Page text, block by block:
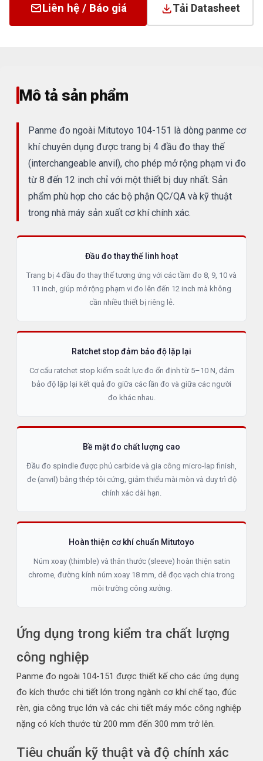
Liên hệ / Báo giá Tải Datasheet
Mô tả sản phẩm
Panme đo ngoài Mitutoyo 104-151 là dòng panme cơ
khí chuyên dụng được trang bị 4 đầu đo thay thế
(interchangeable anvil), cho phép mở rộng phạm vi đo
từ 8 đến 12 inch chỉ với một thiết bị duy nhất. Sản
phẩm phù hợp cho các bộ phận QC/QA và kỹ thuật
trong nhà máy sản xuất cơ khí chính xác.
Đầu đo thay thế linh hoạt
Trang bị 4 đầu đo thay thế tương ứng với các tầm đo 8, 9, 10 và
11 inch, giúp mở rộng phạm vi đo lên đến 12 inch mà không
cần nhiều thiết bị riêng lẻ.
Ratchet stop đảm bảo độ lặp lại
Cơ cấu ratchet stop kiểm soát lực đo ổn định từ 5–10 N, đảm
bảo độ lặp lại kết quả đo giữa các lần đo và giữa các người
đo khác nhau.
Bề mặt đo chất lượng cao
Đầu đo spindle được phủ carbide và gia công micro-lap finish,
đe (anvil) bằng thép tôi cứng, giảm thiểu mài mòn và duy trì độ
chính xác dài hạn.
Hoàn thiện cơ khí chuẩn Mitutoyo
Núm xoay (thimble) và thân thước (sleeve) hoàn thiện satin
chrome, đường kính núm xoay 18 mm, dễ đọc vạch chia trong
môi trường công xưởng.
Ứng dụng trong kiểm tra chất lượng
công nghiệp
Panme đo ngoài 104-151 được thiết kế cho các ứng dụng
đo kích thước chi tiết lớn trong ngành cơ khí chế tạo, đúc
rèn, gia công trục lớn và các chi tiết máy móc công nghiệp
nặng có kích thước từ 200 mm đến 300 mm trở lên.
Tiêu chuẩn kỹ thuật và độ chính xác